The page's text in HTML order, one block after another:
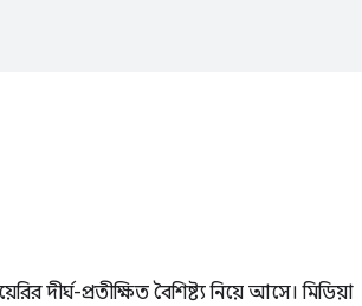
দীর্ঘ-প্রতীক্ষিত বৈশিষ্ট্য নিয়ে আসে। মিডিয়া